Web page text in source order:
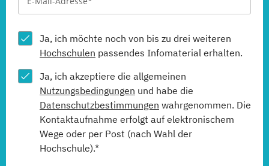
Ja, ich möchte noch von bis zu drei weiteren
Hochschulen passendes Infomaterial erhalten.
Ja, ich akzeptiere die allgemeinen
Nutzungsbedingungen und habe die
Datenschutzbestimmungen wahrgenommen. Die
Kontaktaufnahme erfolgt auf elektronischem
Wege oder per Post (nach Wahl der
Hochschule).*